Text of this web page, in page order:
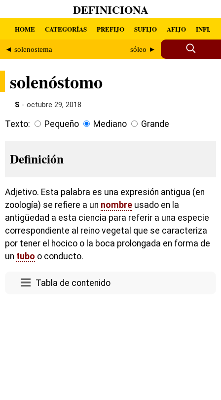
DEFINICIONA
HOME CATEGORÍAS PREFIJO SUFIJO AFIJO INFIJO
◄ solenostema sóleo ►
solenóstomo
S - octubre 29, 2018
Texto: Pequeño Mediano Grande
Definición
Adjetivo. Esta palabra es una expresión antigua (en
zoología) se refiere a un nombre usado en la
antigüedad a esta ciencia para referir a una especie
correspondiente al reino vegetal que se caracteriza
por tener el hocico o la boca prolongada en forma de
un tubo o conducto.
Tabla de contenido